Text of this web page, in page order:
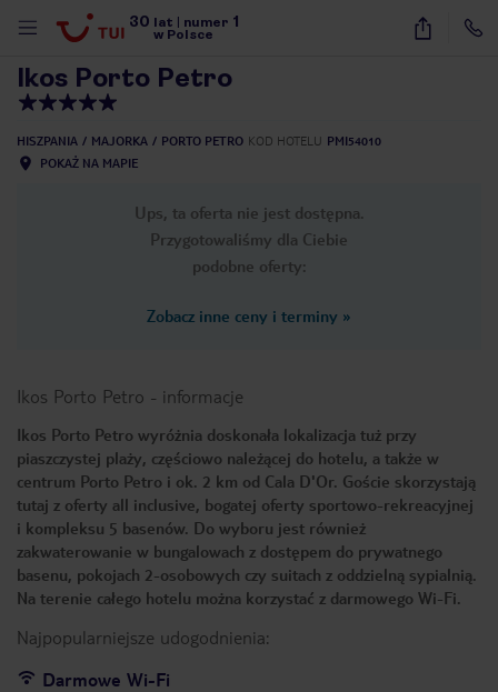
30 lat numer 1
w Polsce
29
Ikos Porto Petro
HISZPANIA MAJORKA PORTO PETRO KOD HOTELU PMI54010
POKAŻ NA MAPIE
Ups, ta oferta nie jest dostępna.
Przygotowaliśmy dla Ciebie
podobne oferty:
Zobacz inne ceny i terminy »
Ikos Porto Petro - informacje
Ikos Porto Petro wyróżnia doskonała lokalizacja tuż przy
piaszczystej plaży, częściowo należącej do hotelu, a także w
centrum Porto Petro i ok. 2 km od Cala D'Or. Goście skorzystają
tutaj z oferty all inclusive, bogatej oferty sportowo-rekreacyjnej
i kompleksu 5 basenów. Do wyboru jest również
zakwaterowanie w bungalowach z dostępem do prywatnego
basenu, pokojach 2-osobowych czy suitach z oddzielną sypialnią.
Na terenie całego hotelu można korzystać z darmowego Wi-Fi.
Najpopularniejsze udogodnienia:
Darmowe Wi-Fi